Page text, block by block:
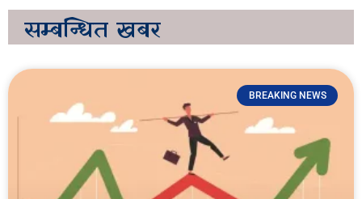
सम्बन्धित खबर
BREAKING NEWS